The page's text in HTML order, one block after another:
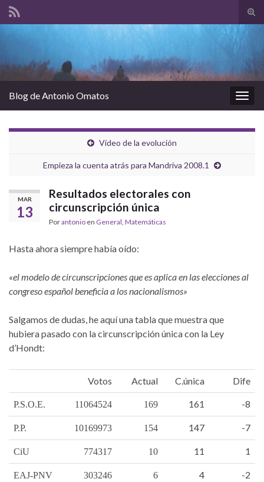
el
la
Blog de Antonio Omatos
Vídeo de la evolución
Empieza la cuenta atrás para Mandriva 2008.1
MAR
13
Resultados electorales con
circunscripción única
Porantonio en General Matemáticas
Hasta ahora siempre había oído:
«el modelo de circunscripciones que es aplica en las elecciones al
congreso español beneficia a los nacionalismos»
Salgamos de dudas, he aquí una tabla que muestra que
hubiera pasado con la circunscripción única con la Ley
d’Hondt:
Votos Actual C.única Dife
P.S.O.E. 11064524 169 161 -8
P.P. 10169973 154 147 -7
CiU 774317 10 11 1
EAJ-PNV 303246 6 4 -2